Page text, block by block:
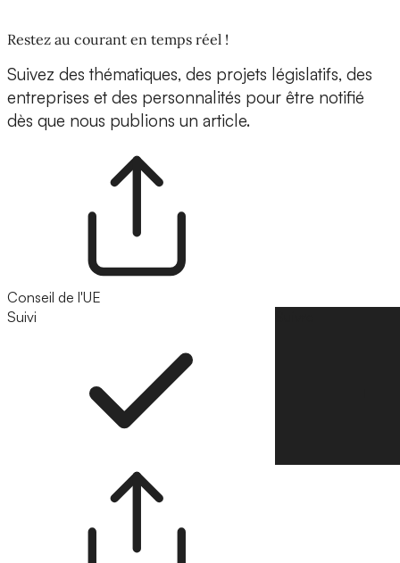
Restez au courant en temps réel !
Suivez des thématiques, des projets législatifs, des
entreprises et des personnalités pour être notifié
dès que nous publions un article.
Conseil de l'UE
Suivi